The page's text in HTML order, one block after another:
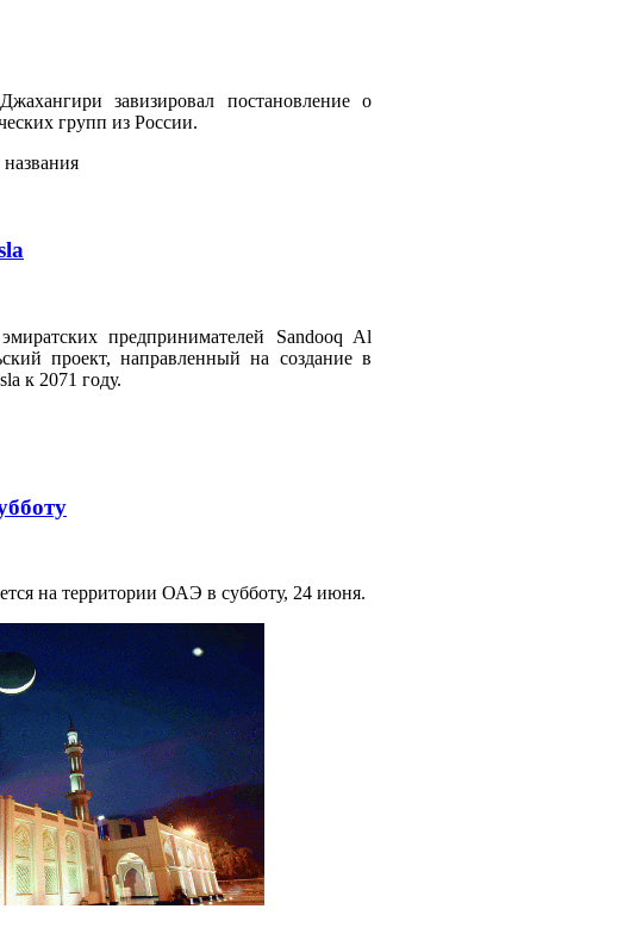
завизировал постановление о
групп из России.
предпринимателей Sandooq Al
проект, направленный на создание в
к 2071 году.
на территории ОАЭ в субботу, 24 июня.